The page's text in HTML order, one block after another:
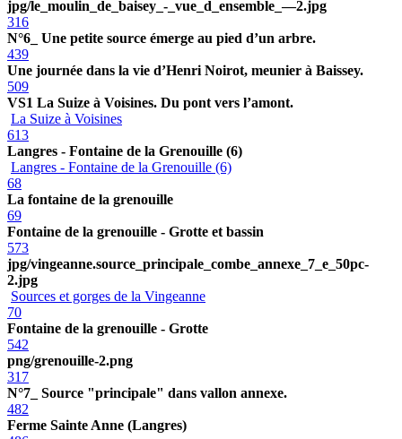
jpg/le_moulin_de_baisey_-_vue_d_ensemble_—2.jpg
316
N°6_ Une petite source émerge au pied d’un arbre.
439
Une journée dans la vie d’Henri Noirot, meunier à Baissey.
509
VS1 La Suize à Voisines. Du pont vers l’amont.
La Suize à Voisines
613
Langres - Fontaine de la Grenouille (6)
Langres - Fontaine de la Grenouille (6)
68
La fontaine de la grenouille
69
Fontaine de la grenouille - Grotte et bassin
573
jpg/vingeanne.source_principale_combe_annexe_7_e_50pc-
2.jpg
Sources et gorges de la Vingeanne
70
Fontaine de la grenouille - Grotte
542
png/grenouille-2.png
317
N°7_ Source "principale" dans vallon annexe.
482
Ferme Sainte Anne (Langres)